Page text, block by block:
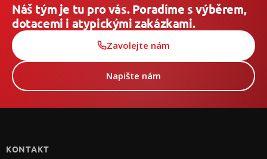
Náš tým je tu pro vás. Poradíme s výběrem,
dotacemi i atypickými zakázkami.
Zavolejte nám
Napište nám
KONTAKT